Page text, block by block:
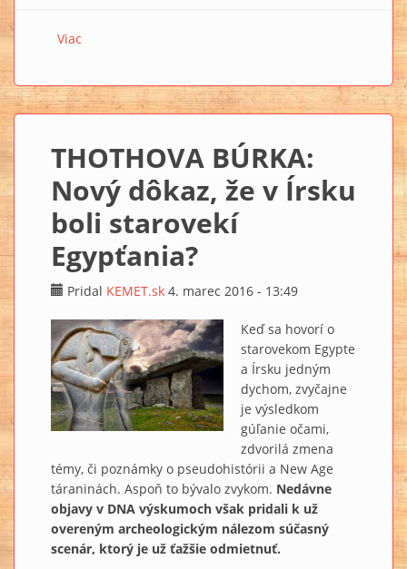
Viac
THOTHOVA BÚRKA:
Nový dôkaz, že v Írsku
boli starovekí
Egypťania?
Pridal KEMET.sk 4. marec 2016 - 13:49
Keď sa hovorí o
starovekom Egypte
a Írsku jedným
dychom, zvyčajne
je výsledkom
gúľanie očami,
zdvorilá zmena
témy, či poznámky o pseudohistórii a New Age
táraninách. Aspoň to bývalo zvykom. Nedávne
objavy v DNA výskumoch však pridali k už
overeným archeologickým nálezom súčasný
scenár, ktorý je už ťažšie odmietnuť.